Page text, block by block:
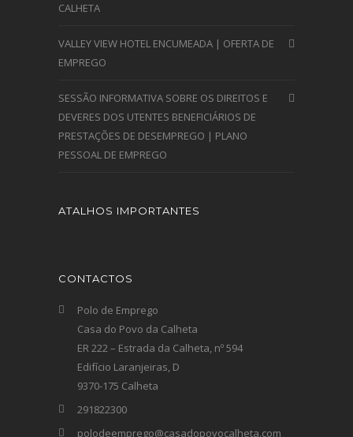
CALHETA
VALLEY VIEW HOTEL ENCUMEADA | OFERTA DE
EMPREGO
SESSÃO INFORMATIVA SOBRE OS DIREITOS E
DEVERES DOS UTENTES BENEFICIÁRIOS DE
PRESTAÇÕES DE DESEMPREGO | PLANO
PESSOAL DE EMPREGO
ATALHOS IMPORTANTES
CONTACTOS
Polo de Emprego
Casa do Povo da Calheta
ER 222 – Estrada da Calheta, nº 594
Edifício Laranjeiras, D
9370-175 Calheta
291822300
polodeemprego@casadopovocalheta.com